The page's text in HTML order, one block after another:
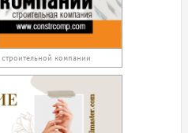
компании